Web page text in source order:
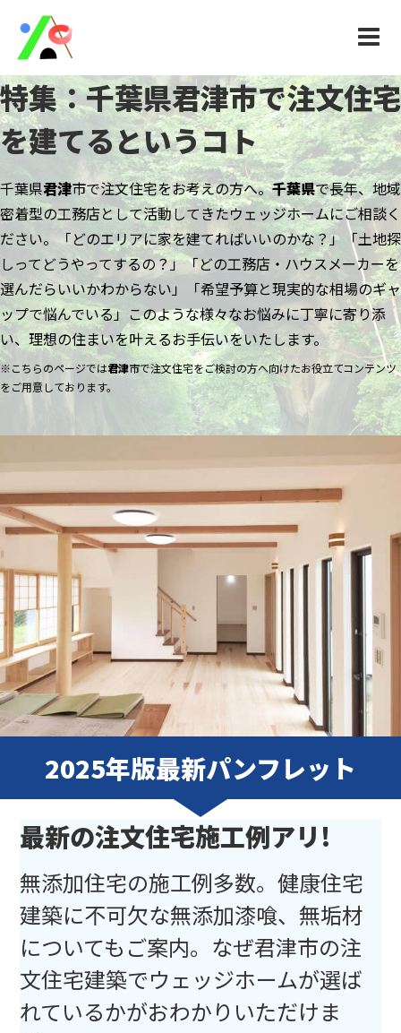
特集：千葉県君津市で注文住宅
を建てるというコト
千葉県君津市で注文住宅をお考えの方へ。千葉県で長年、地域
密着型の工務店として活動してきたウェッジホームにご相談く
ださい。 「どのエリアに家を建てればいいのかな？」「土地探
しってどうやってするの？」「どの工務店・ハウスメーカーを
選んだらいいかわからない」「希望予算と現実的な相場のギャ
ップで悩んでいる」 このような様々なお悩みに丁寧に寄り添
い、理想の住まいを叶えるお手伝いをいたします。
※こちらのページでは君津市で注文住宅をご検討の方へ向けたお役立てコンテンツ
をご用意しております。
2025年版最新パンフレット
最新の注文住宅施工例アリ!
無添加住宅の施工例多数。健康住宅
建築に不可欠な無添加漆喰、無垢材
についてもご案内。なぜ君津市の注
文住宅建築でウェッジホームが選ば
れているかがおわかりいただけま